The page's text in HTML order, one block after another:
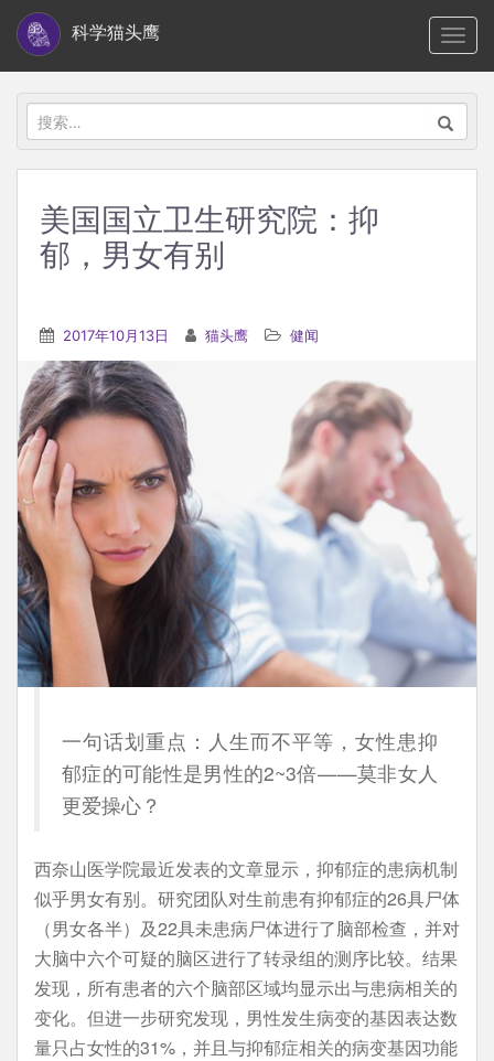
i
科学猫头鹰
搜
索：
美国国立卫生研究院：抑
郁，男女有别
2017年10月13日 猫头鹰 健闻
一句话划重点：人生而不平等，女性患抑
郁症的可能性是男性的2~3倍——莫非女人
更爱操心？
西奈山医学院最近发表的文章显示，抑郁症的患病机制
似乎男女有别。研究团队对生前患有抑郁症的26具尸体
（男女各半）及22具未患病尸体进行了脑部检查，并对
大脑中六个可疑的脑区进行了转录组的测序比较。结果
发现，所有患者的六个脑部区域均显示出与患病相关的
变化。但进一步研究发现，男性发生病变的基因表达数
量只占女性的31%，并且与抑郁症相关的病变基因功能